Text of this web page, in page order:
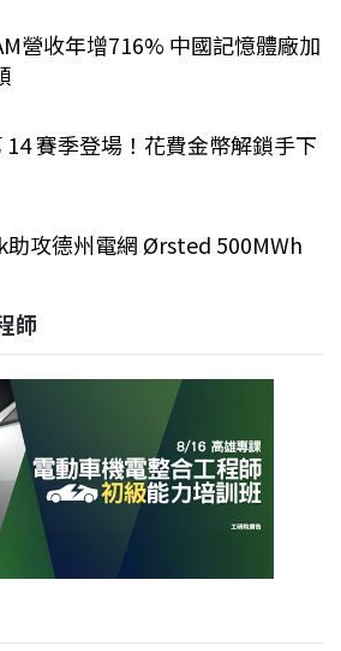
營收年增716% 中國記憶體廠加
14 賽季登場！花費金幣解鎖手下
攻德州電網 Ørsted 500MWh
師